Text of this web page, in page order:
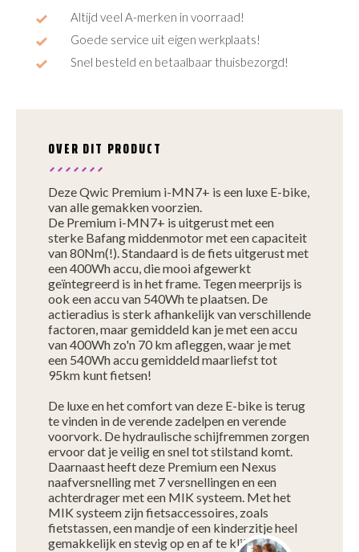
Altijd veel A-merken in voorraad!
Goede service uit eigen werkplaats!
Snel besteld en betaalbaar thuisbezorgd!
OVER DIT PRODUCT
Deze Qwic Premium i-MN7+ is een luxe E-bike,
van alle gemakken voorzien.
De Premium i-MN7+ is uitgerust met een
sterke Bafang middenmotor met een capaciteit
van 80Nm(!). Standaard is de fiets uitgerust met
een 400Wh accu, die mooi afgewerkt
geïntegreerd is in het frame. Tegen meerprijs is
ook een accu van 540Wh te plaatsen. De
actieradius is sterk afhankelijk van verschillende
factoren, maar gemiddeld kan je met een accu
van 400Wh zo'n 70 km afleggen, waar je met
een 540Wh accu gemiddeld maarliefst tot
95km kunt fietsen!
De luxe en het comfort van deze E-bike is terug
te vinden in de verende zadelpen en verende
voorvork. De hydraulische schijfremmen zorgen
ervoor dat je veilig en snel tot stilstand komt.
Daarnaast heeft deze Premium een Nexus
naafversnelling met 7 versnellingen en een
achterdrager met een MIK systeem. Met het
MIK systeem zijn fietsaccessoires, zoals
fietstassen, een mandje of een kinderzitje heel
gemakkelijk en stevig op en af te klikken.